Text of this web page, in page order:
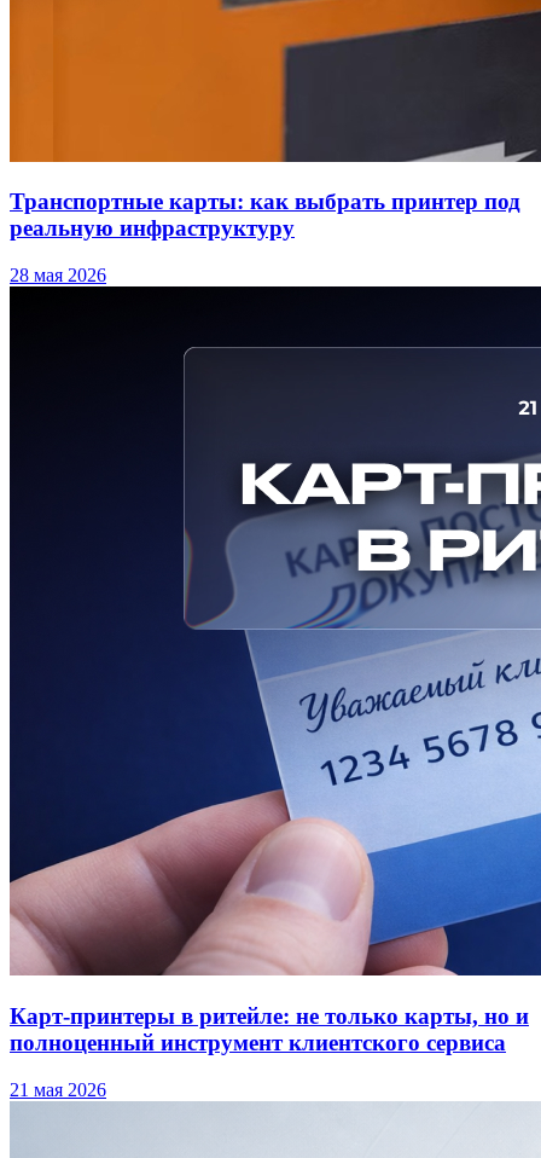
Транспортные карты: как выбрать принтер под
реальную инфраструктуру
28 мая 2026
Карт-принтеры в ритейле: не только карты, но и
полноценный инструмент клиентского сервиса
21 мая 2026